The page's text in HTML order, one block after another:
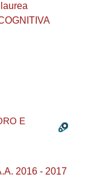
E
2016 - 2017